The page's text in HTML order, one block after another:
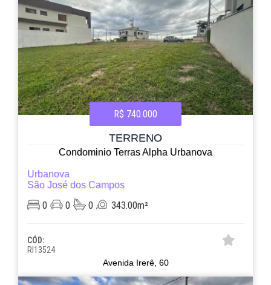
R$ 740.000
TERRENO
Condominio Terras Alpha Urbanova
Urbanova
São José dos Campos
0 0 0 343.00m²
CÓD:
RI13524
Avenida Irerê, 60